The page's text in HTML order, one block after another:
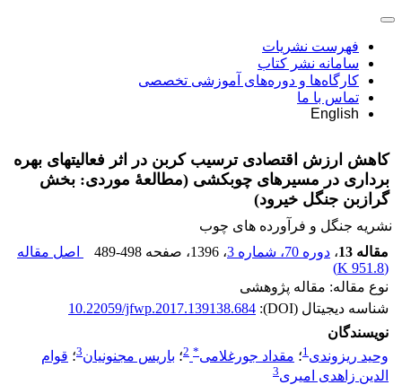
فهرست نشریات
سامانه نشر کتاب
کارگاه‌ها و دوره‌های آموزشی تخصصی
تماس با ما
English
کاهش ارزش اقتصادی ترسیب کربن در اثر فعالیتهای بهره
برداری در مسیرهای چوبکشی (مطالعۀ موردی: بخش
گرازبن جنگل خیرود)
نشریه جنگل و فرآورده های چوب
مقاله 13
، دوره 70، شماره 3 ، 1396 ، صفحه 489-498
اصل مقاله
(
951.8 K
)
نوع مقاله: مقاله پژوهشی
شناسه دیجیتال (DOI):
10.22059/jfwp.2017.139138.684
نویسندگان
وحید ریزوندی1؛ مقداد جورغلامی*
2؛ باریس مجنونیان3؛ قوام
الدین زاهدی امیری3